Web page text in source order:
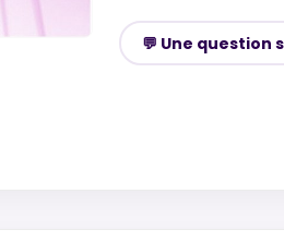
💬 Une question